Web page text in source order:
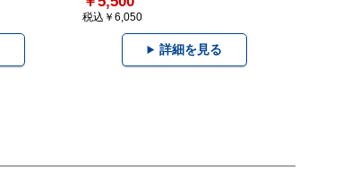
税込￥6,050
詳細を見る